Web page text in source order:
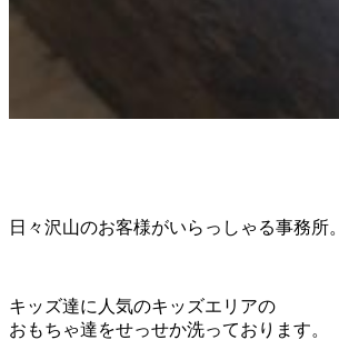
日々沢山のお客様がいらっしゃる事務所。
キッズ達に人気のキッズエリアの
おもちゃ達をせっせか洗っております。